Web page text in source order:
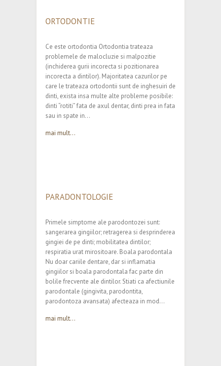
ORTODONTIE
Ce este ortodontia Ortodontia trateaza
problemele de malocluzie si malpozitie
(inchiderea gurii incorecta si pozitionarea
incorecta a dintilor). Majoritatea cazurilor pe
care le trateaza ortodontii sunt de inghesuiri de
dinti, exista insa multe alte probleme posibile:
dinti “rotiti” fata de axul dentar, dinti prea in fata
sau in spate in…
mai mult...
PARADONTOLOGIE
Primele simptome ale parodontozei sunt:
sangerarea gingiilor; retragerea si desprinderea
gingiei de pe dinti; mobilitatea dintilor;
respiratia urat mirositoare. Boala parodontala
Nu doar cariile dentare, dar si inflamatia
gingiilor si boala parodontala fac parte din
bolile frecvente ale dintilor. Stiati ca afectiunile
parodontale (gingivita, parodontita,
parodontoza avansata) afecteaza in mod…
mai mult...